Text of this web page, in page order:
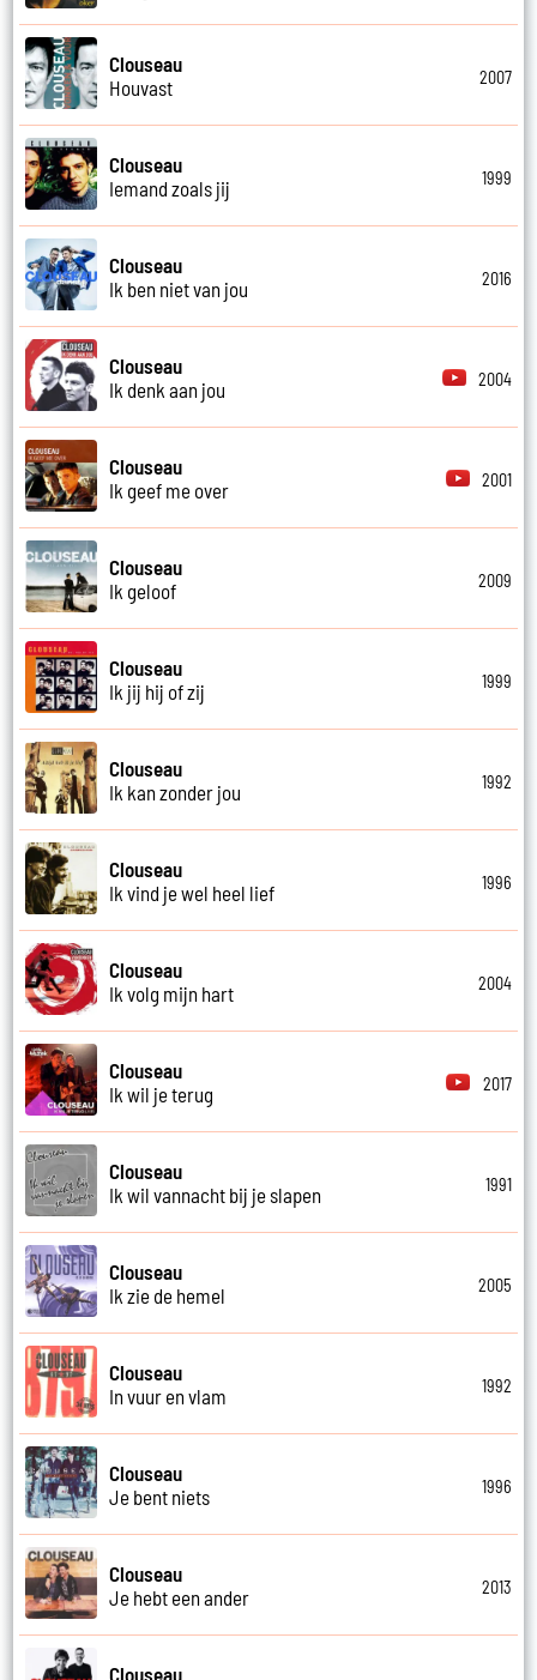
Clouseau
Houvast
2007
Clouseau
Iemand zoals jij
1999
Clouseau
Ik ben niet van jou
2016
Clouseau
Ik denk aan jou
2004
Clouseau
Ik geef me over
2001
Clouseau
Ik geloof
2009
Clouseau
Ik jij hij of zij
1999
Clouseau
Ik kan zonder jou
1992
Clouseau
Ik vind je wel heel lief
1996
Clouseau
Ik volg mijn hart
2004
Clouseau
Ik wil je terug
2017
Clouseau
Ik wil vannacht bij je slapen
1991
Clouseau
Ik zie de hemel
2005
Clouseau
In vuur en vlam
1992
Clouseau
Je bent niets
1996
Clouseau
Je hebt een ander
2013
Clouseau